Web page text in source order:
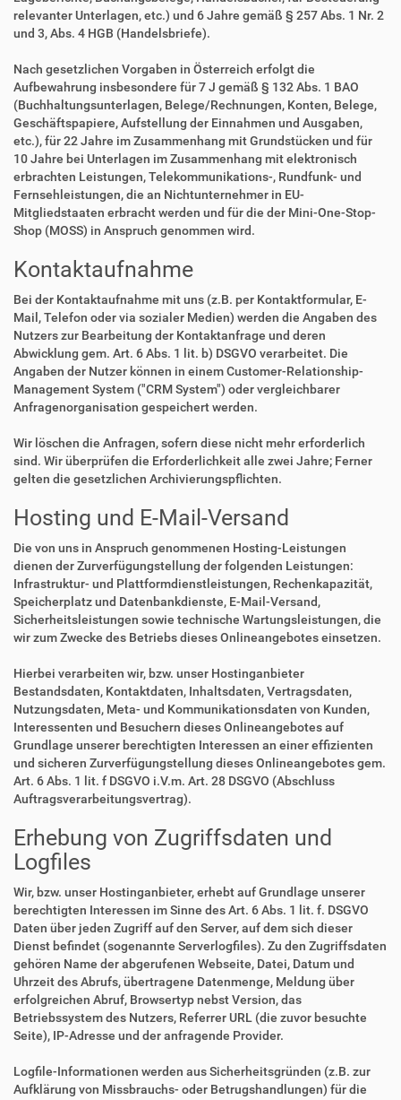
relevanter Unterlagen, etc.) und 6 Jahre gemäß § 257 Abs. 1 Nr. 2
und 3, Abs. 4 HGB (Handelsbriefe).
Nach gesetzlichen Vorgaben in Österreich erfolgt die
Aufbewahrung insbesondere für 7 J gemäß § 132 Abs. 1 BAO
(Buchhaltungsunterlagen, Belege/Rechnungen, Konten, Belege,
Geschäftspapiere, Aufstellung der Einnahmen und Ausgaben,
etc.), für 22 Jahre im Zusammenhang mit Grundstücken und für
10 Jahre bei Unterlagen im Zusammenhang mit elektronisch
erbrachten Leistungen, Telekommunikations-, Rundfunk- und
Fernsehleistungen, die an Nichtunternehmer in EU-
Mitgliedstaaten erbracht werden und für die der Mini-One-Stop-
Shop (MOSS) in Anspruch genommen wird.
Kontaktaufnahme
Bei der Kontaktaufnahme mit uns (z.B. per Kontaktformular, E-
Mail, Telefon oder via sozialer Medien) werden die Angaben des
Nutzers zur Bearbeitung der Kontaktanfrage und deren
Abwicklung gem. Art. 6 Abs. 1 lit. b) DSGVO verarbeitet. Die
Angaben der Nutzer können in einem Customer-Relationship-
Management System ("CRM System") oder vergleichbarer
Anfragenorganisation gespeichert werden.
Wir löschen die Anfragen, sofern diese nicht mehr erforderlich
sind. Wir überprüfen die Erforderlichkeit alle zwei Jahre; Ferner
gelten die gesetzlichen Archivierungspflichten.
Hosting und E-Mail-Versand
Die von uns in Anspruch genommenen Hosting-Leistungen
dienen der Zurverfügungstellung der folgenden Leistungen:
Infrastruktur- und Plattformdienstleistungen, Rechenkapazität,
Speicherplatz und Datenbankdienste, E-Mail-Versand,
Sicherheitsleistungen sowie technische Wartungsleistungen, die
wir zum Zwecke des Betriebs dieses Onlineangebotes einsetzen.
Hierbei verarbeiten wir, bzw. unser Hostinganbieter
Bestandsdaten, Kontaktdaten, Inhaltsdaten, Vertragsdaten,
Nutzungsdaten, Meta- und Kommunikationsdaten von Kunden,
Interessenten und Besuchern dieses Onlineangebotes auf
Grundlage unserer berechtigten Interessen an einer effizienten
und sicheren Zurverfügungstellung dieses Onlineangebotes gem.
Art. 6 Abs. 1 lit. f DSGVO i.V.m. Art. 28 DSGVO (Abschluss
Auftragsverarbeitungsvertrag).
Erhebung von Zugriffsdaten und
Logfiles
Wir, bzw. unser Hostinganbieter, erhebt auf Grundlage unserer
berechtigten Interessen im Sinne des Art. 6 Abs. 1 lit. f. DSGVO
Daten über jeden Zugriff auf den Server, auf dem sich dieser
Dienst befindet (sogenannte Serverlogfiles). Zu den Zugriffsdaten
gehören Name der abgerufenen Webseite, Datei, Datum und
Uhrzeit des Abrufs, übertragene Datenmenge, Meldung über
erfolgreichen Abruf, Browsertyp nebst Version, das
Betriebssystem des Nutzers, Referrer URL (die zuvor besuchte
Seite), IP-Adresse und der anfragende Provider.
Logfile-Informationen werden aus Sicherheitsgründen (z.B. zur
Aufklärung von Missbrauchs- oder Betrugshandlungen) für die